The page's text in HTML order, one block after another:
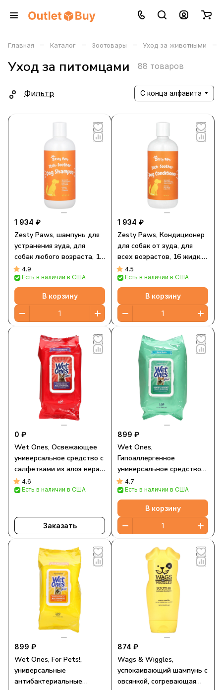
Главная – Каталог – Зоотовары – Уход за животными –
Уход за питомцами 88 товаров
Фильтр С конца алфавита
1 934 ₽
Zesty Paws, шампунь для
устранения зуда, для
собак любого возраста, 16
жидк. унций
4.9
Есть в наличии в США
В корзину
1 934 ₽
Zesty Paws, Кондиционер
для собак от зуда, для
всех возрастов, 16 жидк.
Унций
4.5
Есть в наличии в США
В корзину
0 ₽
Wet Ones, Освежающее
универсальное средство с
салфетками из алоэ вера,
для кошек, свежий запах,
100 салфеток
4.6
Есть в наличии в США
Заказать
899 ₽
Wet Ones,
Гипоаллергенное
универсальное средство с
салфетками с витаминами
A, C и E, для собак, без
отдушек, 100 салфеток
4.7
Есть в наличии в США
В корзину
899 ₽
Wet Ones, For Pets!,
универсальные
антибактериальные
874 ₽
Wags & Wiggles,
успокаивающий шампунь с
овсянкой, согревающая